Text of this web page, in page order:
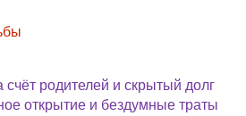
счёт родителей и скрытый долг
открытие и бездумные траты